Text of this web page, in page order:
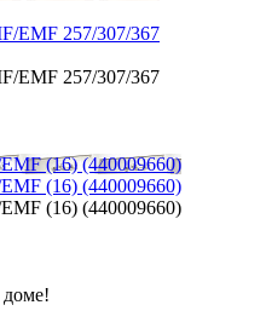
EMF 257/307/367
EMF 257/307/367
(16) (440009660)
(16) (440009660)
(16) (440009660)